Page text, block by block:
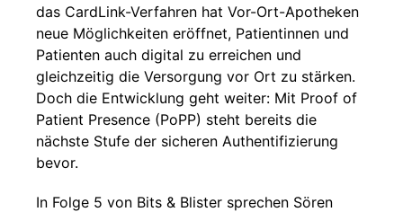
das CardLink-Verfahren hat Vor-Ort-Apotheken
neue Möglichkeiten eröffnet, Patientinnen und
Patienten auch digital zu erreichen und
gleichzeitig die Versorgung vor Ort zu stärken.
Doch die Entwicklung geht weiter: Mit Proof of
Patient Presence (PoPP) steht bereits die
nächste Stufe der sicheren Authentifizierung
bevor.
In Folge 5 von Bits & Blister sprechen Sören